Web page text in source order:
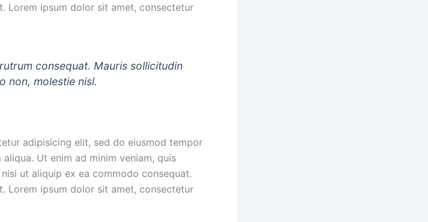
Lorem ipsum dolor sit amet, consectetur
consequat. Mauris sollicitudin
non, molestie nisl.
adipisicing elit, sed do eiusmod tempor
Ut enim ad minim veniam, quis
ut aliquip ex ea commodo consequat.
Lorem ipsum dolor sit amet, consectetur